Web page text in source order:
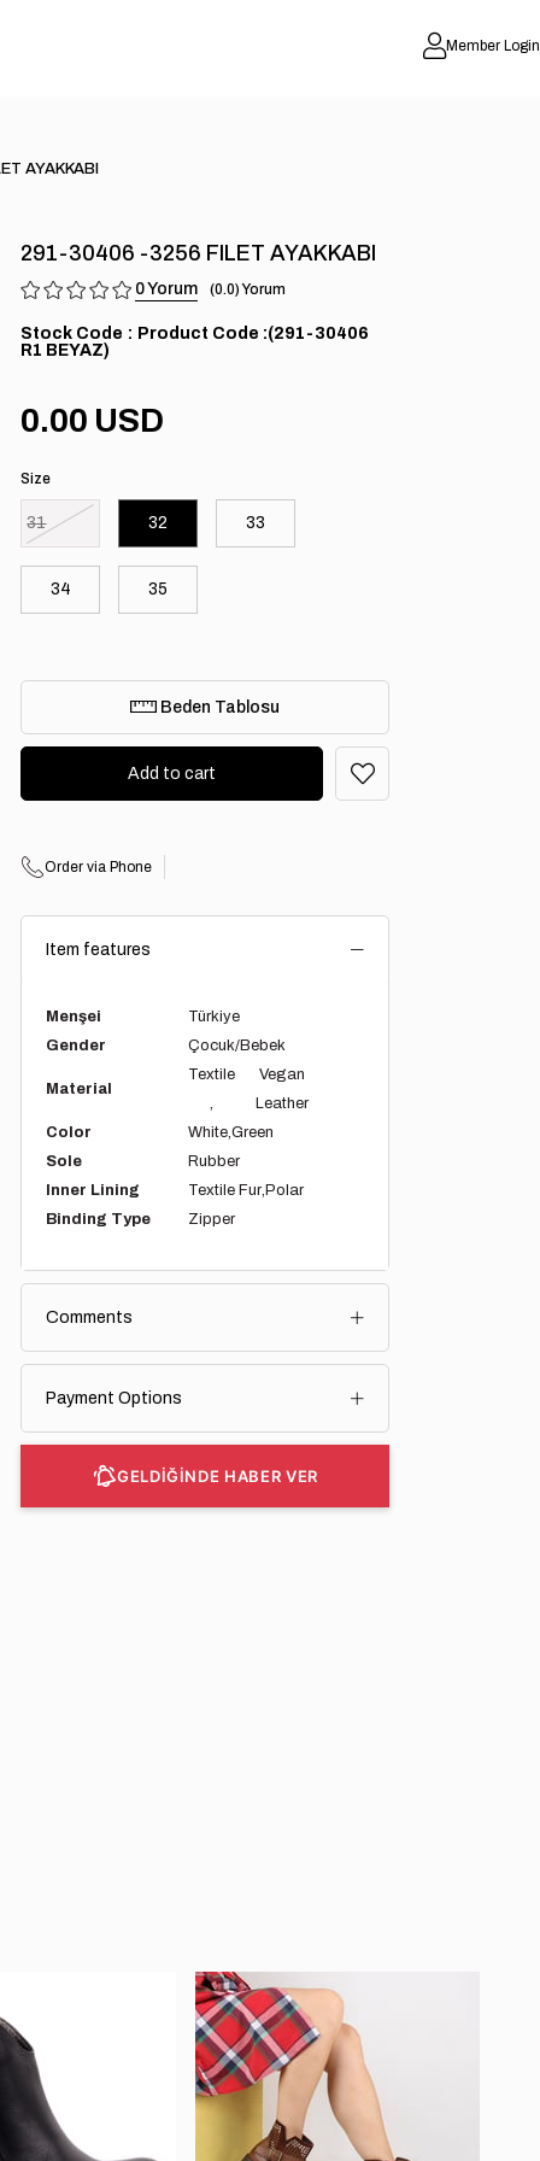
Member Login
AYAKKABI
291-30406 -3256 FILET AYAKKABI
0 0.0
Stock Code
(291-30406
R1 BEYAZ)
0.00 USD
Size
31 32 33
34 35
Beden Tablosu
Order via Phone
Item features
Menşei
Türkiye
Gender
Çocuk/Bebek
Material
Textile
Vegan
Leather
Color
White Green
Sole
Rubber
Inner Lining
Textile Fur Polar
Binding Type
Zipper
Comments
Payment Options
GELDİĞİNDE HABER VER